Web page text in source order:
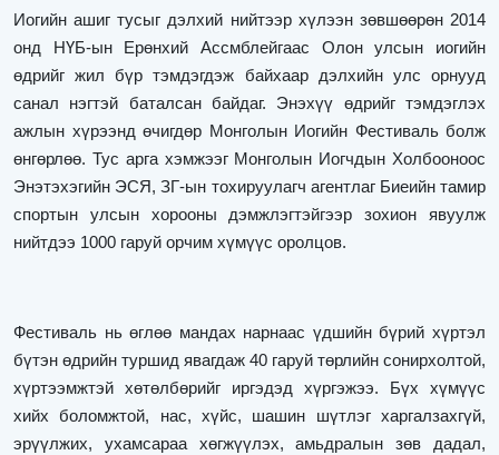
Иогийн ашиг тусыг дэлхий нийтээр хүлээн зөвшөөрөн 2014
онд НҮБ-ын Ерөнхий Ассмблейгаас Олон улсын иогийн
өдрийг жил бүр тэмдэгдэж байхаар дэлхийн улс орнууд
санал нэгтэй баталсан байдаг. Энэхүү өдрийг тэмдэглэх
ажлын хүрээнд өчигдөр Монголын Иогийн Фестиваль болж
өнгөрлөө. Тус арга хэмжээг Монголын Иогчдын Холбооноос
Энэтэхэгийн ЭСЯ, ЗГ-ын тохируулагч агентлаг Биеийн тамир
спортын улсын хорооны дэмжлэгтэйгээр зохион явуулж
нийтдээ 1000 гаруй орчим хүмүүс оролцов.
Фестиваль нь өглөө мандах нарнаас үдшийн бүрий хүртэл
бүтэн өдрийн туршид явагдаж 40 гаруй төрлийн сонирхолтой,
хүртээмжтэй хөтөлбөрийг иргэдэд хүргэжээ. Бүх хүмүүс
хийх боломжтой, нас, хүйс, шашин шүтлэг харгалзахгүй,
эрүүлжих, ухамсараа хөгжүүлэх, амьдралын зөв дадал,